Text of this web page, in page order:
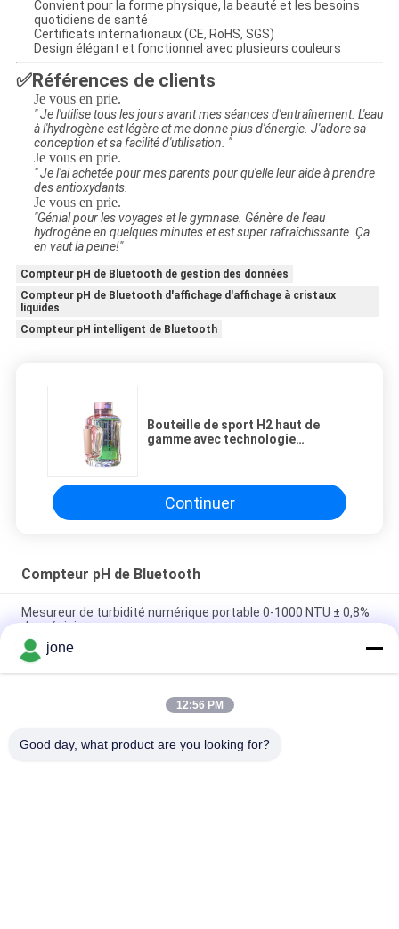
Convient pour la forme physique, la beauté et les besoins
quotidiens de santé
Certificats internationaux (CE, RoHS, SGS)
Design élégant et fonctionnel avec plusieurs couleurs
✅Références de clients
Je vous en prie.
" Je l'utilise tous les jours avant mes séances d'entraînement. L'eau
à l'hydrogène est légère et me donne plus d'énergie. J'adore sa
conception et sa facilité d'utilisation. "
Je vous en prie.
" Je l'ai achetée pour mes parents pour qu'elle leur aide à prendre
des antioxydants.
Je vous en prie.
"Génial pour les voyages et le gymnase. Génère de l'eau
hydrogène en quelques minutes et est super rafraîchissante. Ça
en vaut la peine!"
Compteur pH de Bluetooth de gestion des données
Compteur pH de Bluetooth d'affichage d'affichage à cristaux
liquides
Compteur pH intelligent de Bluetooth
Bouteille de sport H2 haut de
gamme avec technologie
Continuer
Compteur pH de Bluetooth
Mesureur de turbidité numérique portable 0-1000 NTU ± 0,8%
de précision
Portable Digital Turbidity Meter 0-1000 NTU Automatic
Calibration
Mètre de pH Bluetooth pour l'aquaculture avec test du nitrite
jone
12:56 PM
Good day, what product are you looking for?